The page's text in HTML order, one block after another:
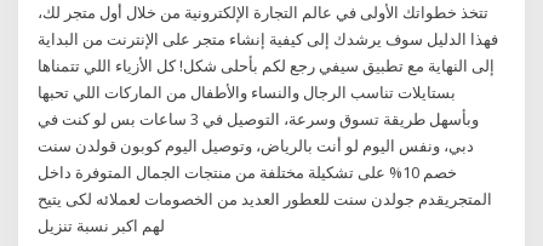
تتخذ خطواتك الأولى في عالم التجارة الإلكترونية من خلال أول متجر لك،
فهذا الدليل سوف يرشدك إلى كيفية إنشاء متجر على الإنترنت من البداية
إلى النهاية مع تطبيق سيفي رجع لكم بأحلى شكل! كل الأزياء اللي تتمناها
بستايلات تناسب الرجال والنساء والأطفال من الماركات اللي تحبها
وبأسهل طريقة تسوق وسرعة، التوصيل في 3 ساعات بس لو كنت في
دبي، ونفس اليوم لو أنت بالرياض، وتوصيل اليوم كوبون قولدن سنت
خصم 10% على تشكيلة مختلفة من منتجات الجمال المتوفرة داخل
المتجريقدم جولدن سنت للعطور العديد من الخصومات لعملائه لكى يتيح
لهم اكبر نسبة تنزيل